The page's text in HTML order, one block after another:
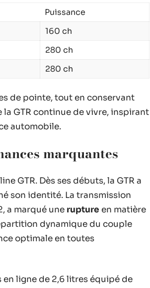
Puissance
160 ch
280 ch
280 ch
de pointe, tout en conservant
GTR continue de vivre, inspirant
automobile.
marquantes
GTR. Dès ses débuts, la GTR a
son identité. La transmission
a marqué une rupture en matière
dynamique du couple
optimale en toutes
en ligne de 2,6 litres équipé de